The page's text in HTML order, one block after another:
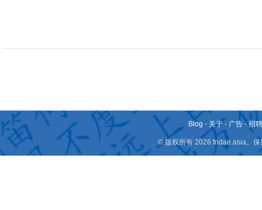
Blog - 关于 - 广告 -招
© 版权所有 2026 fridae.asia。